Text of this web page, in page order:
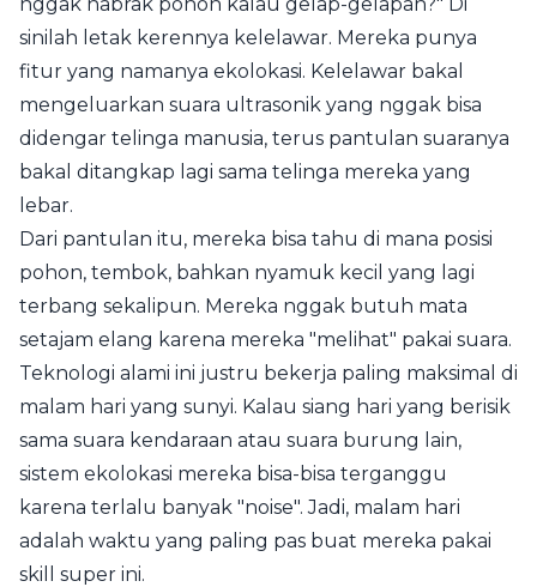
sinilah letak kerennya kelelawar. Mereka punya
fitur yang namanya ekolokasi. Kelelawar bakal
mengeluarkan suara ultrasonik yang nggak bisa
didengar telinga manusia, terus pantulan suaranya
bakal ditangkap lagi sama telinga mereka yang
lebar.
Dari pantulan itu, mereka bisa tahu di mana posisi
pohon, tembok, bahkan nyamuk kecil yang lagi
terbang sekalipun. Mereka nggak butuh mata
setajam elang karena mereka "melihat" pakai suara.
Teknologi alami ini justru bekerja paling maksimal di
malam hari yang sunyi. Kalau siang hari yang berisik
sama suara kendaraan atau suara burung lain,
sistem ekolokasi mereka bisa-bisa terganggu
karena terlalu banyak "noise". Jadi, malam hari
adalah waktu yang paling pas buat mereka pakai
skill super ini.